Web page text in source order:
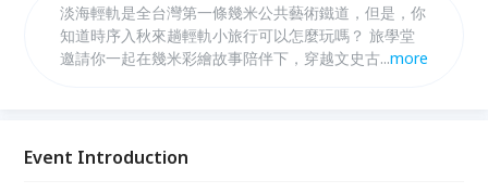
淡海輕軌是全台灣第一條幾米公共藝術鐵道，但是，你
知道時序入秋來趟輕軌小旅行可以怎麼玩嗎？ 旅學堂
邀請你一起在幾米彩繪故事陪伴下，穿越文史古厝、清
帽，追隨許願的小女孩、鳥兒、松鼠、魚，展開一段穿
...more
Event Introduction